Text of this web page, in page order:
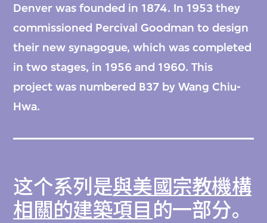
Denver was founded in 1874. In 1953 they
commissioned Percival Goodman to design
their new synagogue, which was completed
in two stages, in 1956 and 1960. This
project was numbered B37 by Wang Chiu-
Hwa.
这个系列是與美國宗教機構
相關的建築項目 的一部分。